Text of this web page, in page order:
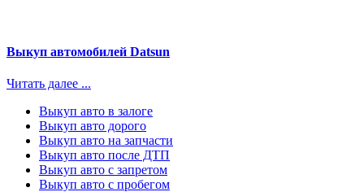
Выкуп автомобилей Datsun
Читать далее ...
Выкуп авто в залоге
Выкуп авто дорого
Выкуп авто на запчасти
Выкуп авто после ДТП
Выкуп авто с запретом
Выкуп авто с пробегом